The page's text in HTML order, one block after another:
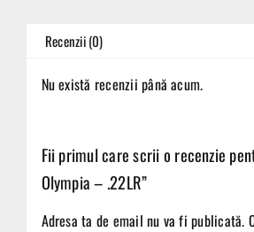
Recenzii (0)
Nu există recenzii până acum.
Fii primul care scrii o recenzie
Olympia – .22LR”
Adresa ta de email nu va fi publicată.